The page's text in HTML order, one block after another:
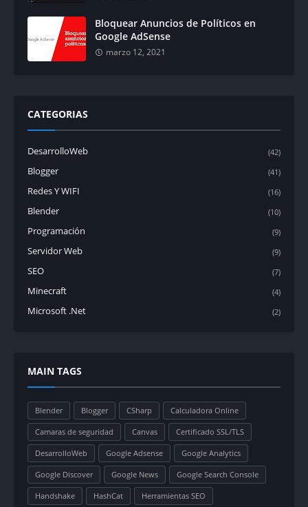
Bloquear Anuncios de Políticos en
Google AdSense
marzo 12, 2021
CATEGORIAS
DesarrolloWeb (42)
Blogger (41)
Redes Y WIFI (16)
Blender (10)
Programación (9)
Servidor Web (9)
SEO (7)
Minecraft (4)
Microsoft .Net (2)
MAIN TAGS
Blender Blogger CSharp Calculadora Online
Camaras de seguridad Canvas Certificado SSL/TLS
DesarrolloWeb Google Adsense Google Analytics
Google Discover Google News Google Search Console
Handshake HashCat Herramientas SEO